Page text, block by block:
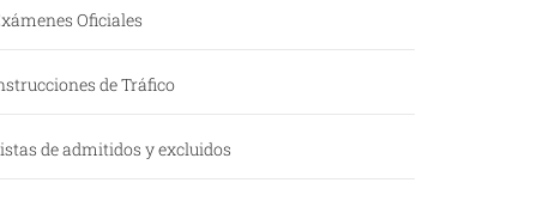
Oficiales
de Tráfico
de admitidos y excluidos